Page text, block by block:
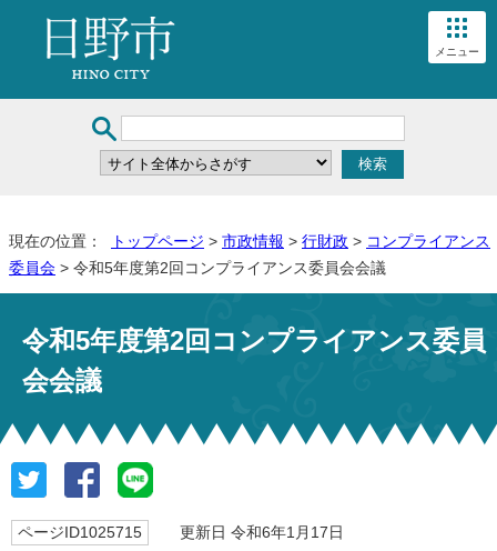
メニュー
現在の位置： トップページ > 市政情報 > 行財政 > コンプライアンス
委員会 > 令和5年度第2回コンプライアンス委員会会議
令和5年度第2回コンプライアンス委員
会会議
ページID1025715 更新日 令和6年1月17日